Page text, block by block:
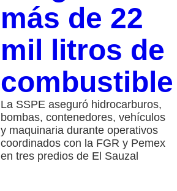
más de 22
mil litros de
combustible
La SSPE aseguró hidrocarburos,
bombas, contenedores, vehículos
y maquinaria durante operativos
coordinados con la FGR y Pemex
en tres predios de El Sauzal